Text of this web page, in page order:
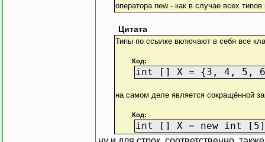
оператора new - как в случае всех
Цитата
Типы по ссылке включают в себя все
Код:
int [] X = {3, 4, 5,
на самом деле является сокращённой
Код:
int [] X = new int